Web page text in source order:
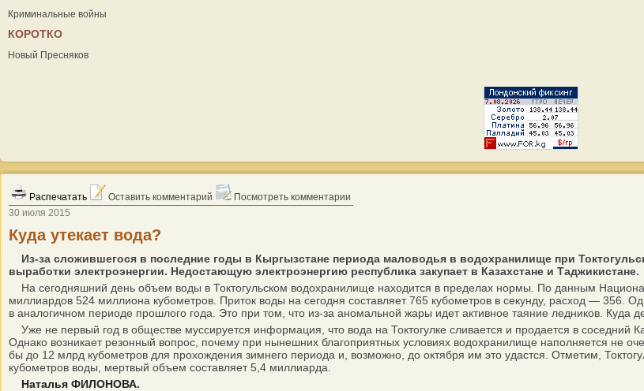
Криминальные войны
КОРОТКО
Новый Пресняков
Распечатать Оставить комментарий
Посмотреть комментарии
30 июля 2015
Куда утекает вода?
Из-за сложившегося в последние годы в Кыргызстане периода маловодья в водохранилище при
выработки электроэнергии. Недостающую электроэнергию республика закупает в Казахстане и Таджикистане.
На сегодняшний день объем воды в Токтогульском водохранилище находится в пределах нормы. По данным
миллиардов 524 миллиона кубометров. Приток воды на сегодня составляет 765 кубометров в секунду, расход — 356.
в аналогичном периоде прошлого года. Это при том, что из-за аномальной жары идет активное таяние ледников. Куда
Уже не первый год в обществе муссируется информация, что вода на Токтогулке сливается и продается в соседний
Однако возникает резонный вопрос, почему при нынешних благоприятных условиях водохранилище наполняется не
бы до 12 млрд кубометров для прохождения зимнего периода и, возможно, до октября им это удастся. Отметим,
кубометров воды, мертвый объем составляет 5,4 миллиарда.
Наталья ФИЛОНОВА.